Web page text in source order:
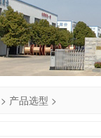
> 产品选型 >